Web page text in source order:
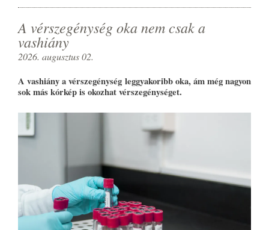
A vérszegénység oka nem csak a
vashiány
2026. augusztus 02.
A vashiány a vérszegénység leggyakoribb oka, ám még nagyon
sok más kórkép is okozhat vérszegénységet.